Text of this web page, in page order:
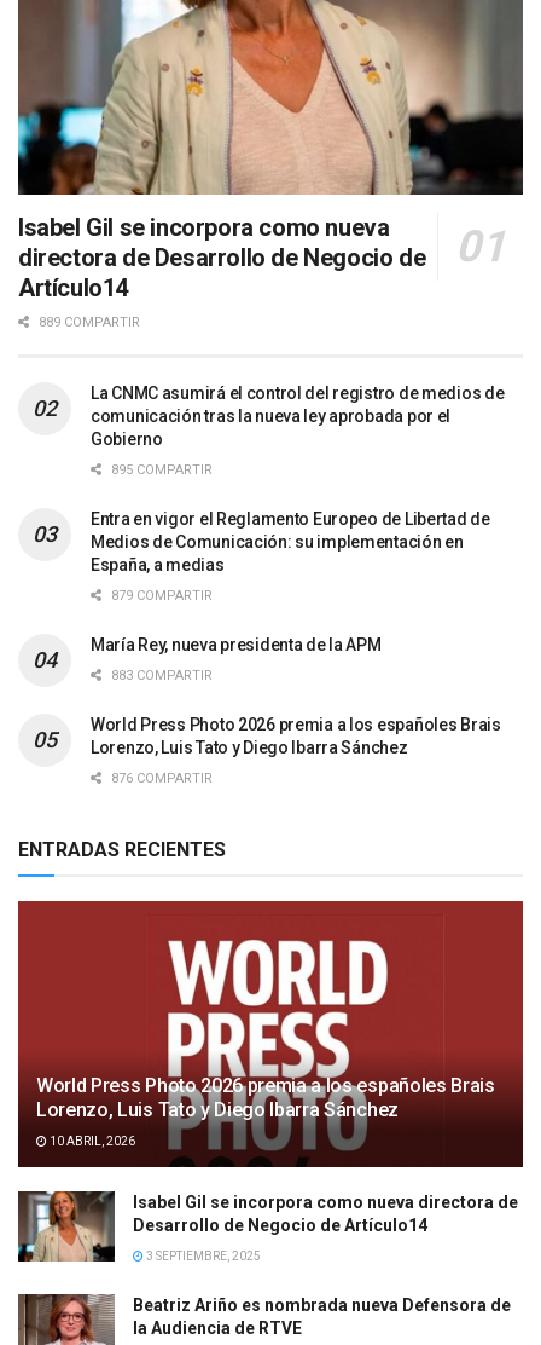
Isabel Gil se incorpora como nueva
directora de Desarrollo de Negocio de
Artículo14
889 COMPARTIR
La CNMC asumirá el control del registro de medios de
comunicación tras la nueva ley aprobada por el
Gobierno
895 COMPARTIR
Entra en vigor el Reglamento Europeo de Libertad de
Medios de Comunicación: su implementación en
España, a medias
879 COMPARTIR
María Rey, nueva presidenta de la APM
883 COMPARTIR
World Press Photo 2026 premia a los españoles Brais
Lorenzo, Luis Tato y Diego Ibarra Sánchez
876 COMPARTIR
ENTRADAS RECIENTES
World Press Photo 2026 premia a los españoles Brais
Lorenzo, Luis Tato y Diego Ibarra Sánchez
10 ABRIL, 2026
Isabel Gil se incorpora como nueva directora de
Desarrollo de Negocio de Artículo14
3 SEPTIEMBRE, 2025
Beatriz Ariño es nombrada nueva Defensora de
la Audiencia de RTVE